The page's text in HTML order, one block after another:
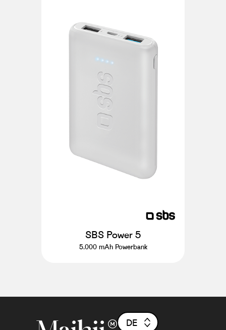
SBS Power 5
5.000 mAh Powerbank
DE